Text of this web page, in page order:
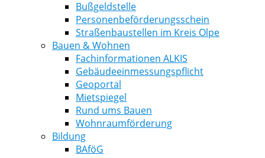
Bußgeldstelle
Personenbeförderungsschein
Straßenbaustellen im Kreis Olpe
Bauen & Wohnen
Fachinformationen ALKIS
Gebäudeeinmessungspflicht
Geoportal
Mietspiegel
Rund ums Bauen
Wohnraumförderung
Bildung
BAföG